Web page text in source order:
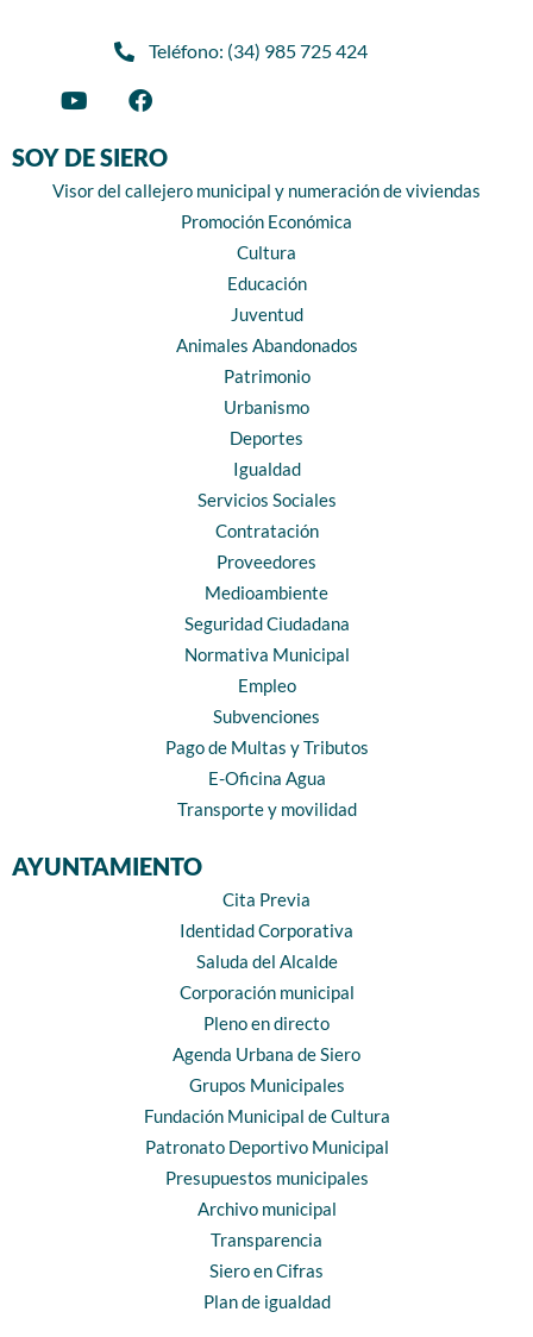
Teléfono: (34) 985 725 424
SOY DE SIERO
Visor del callejero municipal y numeración de viviendas
Promoción Económica
Cultura
Educación
Juventud
Animales Abandonados
Patrimonio
Urbanismo
Deportes
Igualdad
Servicios Sociales
Contratación
Proveedores
Medioambiente
Seguridad Ciudadana
Normativa Municipal
Empleo
Subvenciones
Pago de Multas y Tributos
E-Oficina Agua
Transporte y movilidad
AYUNTAMIENTO
Cita Previa
Identidad Corporativa
Saluda del Alcalde
Corporación municipal
Pleno en directo
Agenda Urbana de Siero
Grupos Municipales
Fundación Municipal de Cultura
Patronato Deportivo Municipal
Presupuestos municipales
Archivo municipal
Transparencia
Siero en Cifras
Plan de igualdad